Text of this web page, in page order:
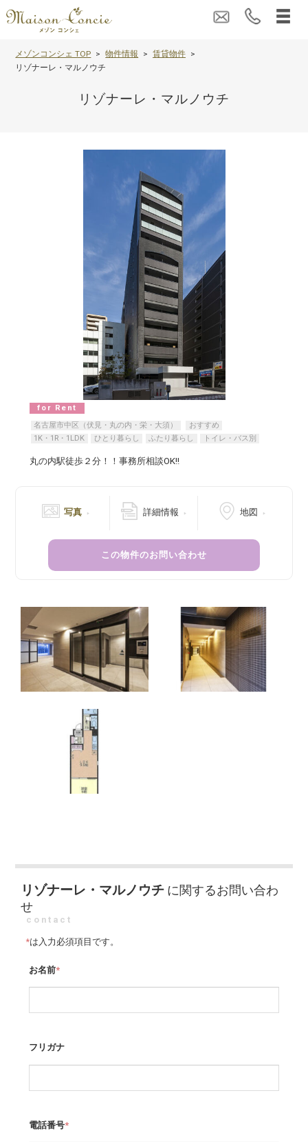
メゾンコンシェ TOP 物件情報
賃貸物件
リゾナーレ・マルノウチ
リゾナーレ・マルノウチ
for Rent
名古屋市中区（伏見・丸の内・栄・大須）
おすすめ
1K・1R・1LDK
ひとり暮らし ふたり暮らし トイレ・バス別
丸の内駅徒歩２分！！事務所相談OK!!
写真 詳細情報 地図
この物件のお問い合わせ
リゾナーレ・マルノウチ に関するお問い合わ
せ
contact
*は入力必須項目です。
お名前*
フリガナ
電話番号*